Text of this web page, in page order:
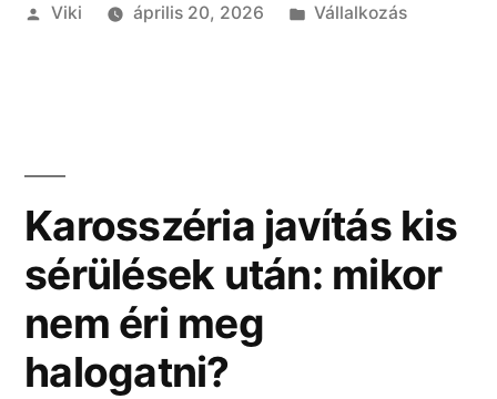
Szerző:
Viki április 20, 2026 Kategória:
Vállalkozás
Karosszéria javítás kis
sérülések után: mikor
nem éri meg
halogatni?